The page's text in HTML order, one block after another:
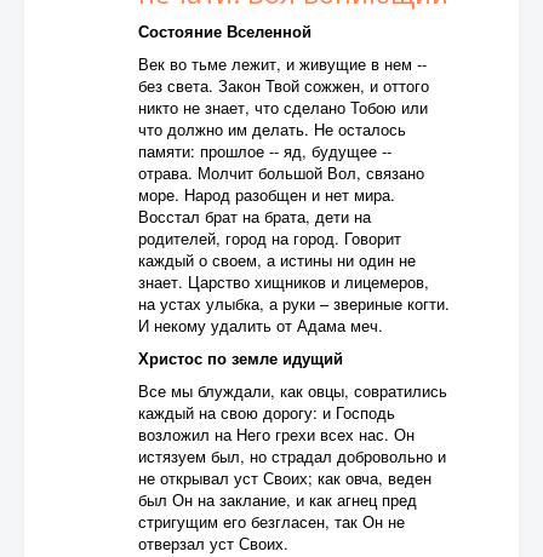
Состояние Вселенной
Век во тьме лежит, и живущие в нем --
без света. Закон Твой сожжен, и оттого
никто не знает, что сделано Тобою или
что должно им делать. Не осталось
памяти: прошлое -- яд, будущее --
отрава. Молчит большой Вол, связано
море. Народ разобщен и нет мира.
Восстал брат на брата, дети на
родителей, город на город. Говорит
каждый о своем, а истины ни один не
знает. Царство хищников и лицемеров,
на устах улыбка, а руки – звериные когти.
И некому удалить от Адама меч.
Христос по земле идущий
Все мы блуждали, как овцы, совратились
каждый на свою дорогу: и Господь
возложил на Него грехи всех нас. Он
истязуем был, но страдал добровольно и
не открывал уст Своих; как овча, веден
был Он на заклание, и как агнец пред
стригущим его безгласен, так Он не
отверзал уст Своих.